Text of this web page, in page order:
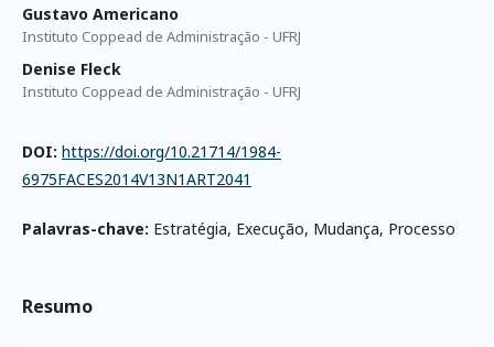
Gustavo Americano
Instituto Coppead de Administração - UFRJ
Denise Fleck
Instituto Coppead de Administração - UFRJ
DOI: https://doi.org/10.21714/1984-
6975FACES2014V13N1ART2041
Palavras-chave: Estratégia, Execução, Mudança, Processo
Resumo